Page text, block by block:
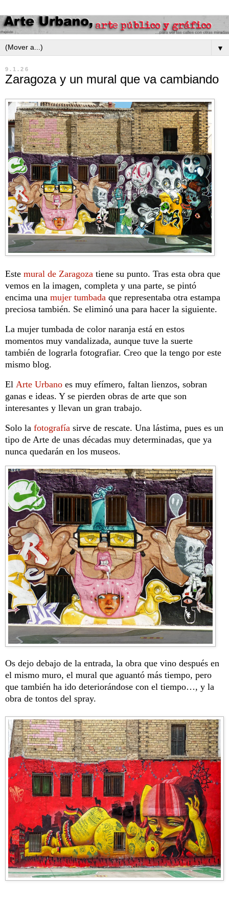
▼
9.1.26
Zaragoza y un mural que va cambiando
Este mural de Zaragoza tiene su punto. Tras esta obra que
vemos en la imagen, completa y una parte, se pintó
encima una mujer tumbada que representaba otra estampa
preciosa también. Se eliminó una para hacer la siguiente.
La mujer tumbada de color naranja está en estos
momentos muy vandalizada, aunque tuve la suerte
también de lograrla fotografiar. Creo que la tengo por este
mismo blog.
El Arte Urbano es muy efímero, faltan lienzos, sobran
ganas e ideas. Y se pierden obras de arte que son
interesantes y llevan un gran trabajo.
Solo la fotografía sirve de rescate. Una lástima, pues es un
tipo de Arte de unas décadas muy determinadas, que ya
nunca quedarán en los museos.
Os dejo debajo de la entrada, la obra que vino después en
el mismo muro, el mural que aguantó más tiempo, pero
que también ha ido deteriorándose con el tiempo…, y la
obra de tontos del spray.